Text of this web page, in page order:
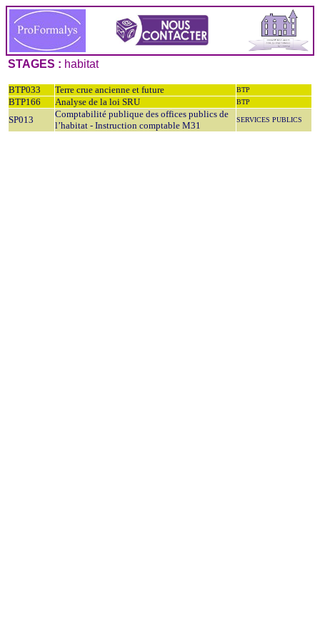
STAGES : habitat
BTP033 Terre crue ancienne et future BTP
BTP166 Analyse de la loi SRU BTP
SP013
Comptabilité publique des offices publics de
l’habitat - Instruction comptable M31
SERVICES PUBLICS